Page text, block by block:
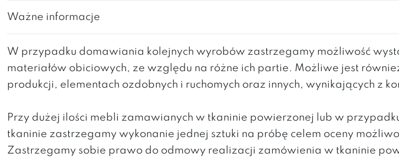
Ważne informacje
W przypadku domawiania kolejnych wyrobów zastrzegamy możliwość
materiałów obiciowych, ze względu na różne ich partie. Możliwe jest
produkcji, elementach ozdobnych i ruchomych oraz innych, wynikających z
Przy dużej ilości mebli zamawianych w tkaninie powierzonej lub w
tkaninie zastrzegamy wykonanie jednej sztuki na próbę celem oceny
Zastrzegamy sobie prawo do odmowy realizacji zamówienia w tkaninie